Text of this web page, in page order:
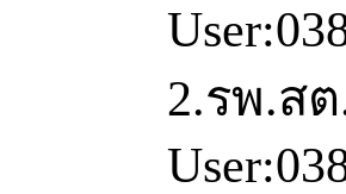
2.รพ.ส